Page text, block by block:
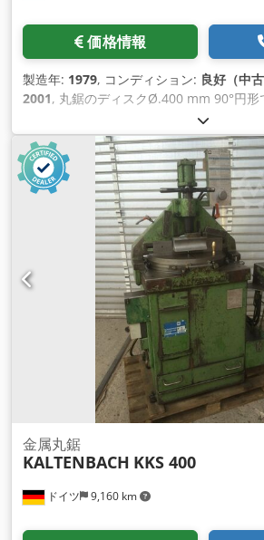
価格情報
製造年: 1979, コンディション: 良好（中古
2001, 丸鋸のディスクØ.400 mm 90°円形
240 mm 45°の丸みを帯びたミッターでの
mm ディスク回転10,5 u. 21 upm
ンジン：380V、2,6/3,2kW 必要とされる
1500×1100×2150mm 重量：630kg
ドイツ 9,160 km
金属丸鋸
KALTENBACH KKS 400